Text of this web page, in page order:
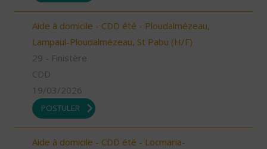
Aide à domicile - CDD été - Ploudalmézeau,
Lampaul-Ploudalmézeau, St Pabu (H/F)
29 - Finistère
CDD
19/03/2026
POSTULER
Aide à domicile - CDD été - Locmaria-